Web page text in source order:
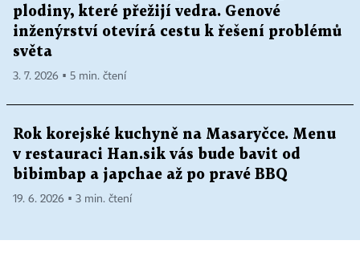
plodiny, které přežijí vedra. Genové
inženýrství otevírá cestu k řešení problémů
světa
3. 7. 2026 ▪ 5 min. čtení
Rok korejské kuchyně na Masaryčce. Menu
v restauraci Han.sik vás bude bavit od
bibimbap a japchae až po pravé BBQ
19. 6. 2026 ▪ 3 min. čtení